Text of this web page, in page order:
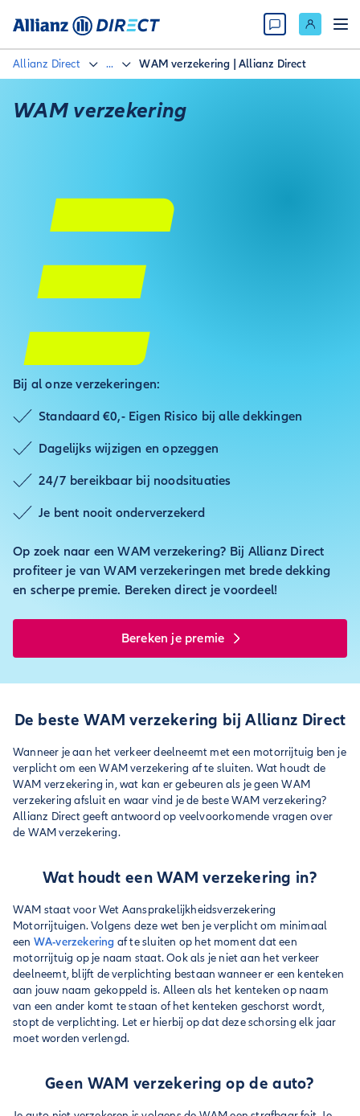
Allianz Direct ... WAM verzekering | Allianz Direct
WAM verzekering
Bij al onze verzekeringen:
Standaard €0,- Eigen Risico bij alle dekkingen
Dagelijks wijzigen en opzeggen
24/7 bereikbaar bij noodsituaties
Je bent nooit onderverzekerd
Op zoek naar een WAM verzekering? Bij Allianz Direct
profiteer je van WAM verzekeringen met brede dekking
en scherpe premie. Bereken direct je voordeel!
Bereken je premie
De beste WAM verzekering bij Allianz Direct
Wanneer je aan het verkeer deelneemt met een motorrijtuig ben je
verplicht om een WAM verzekering af te sluiten. Wat houdt de
WAM verzekering in, wat kan er gebeuren als je geen WAM
verzekering afsluit en waar vind je de beste WAM verzekering?
Allianz Direct geeft antwoord op veelvoorkomende vragen over
de WAM verzekering.
Wat houdt een WAM verzekering in?
WAM staat voor Wet Aansprakelijkheidsverzekering
Motorrijtuigen. Volgens deze wet ben je verplicht om minimaal
een WA-verzekering af te sluiten op het moment dat een
motorrijtuig op je naam staat. Ook als je niet aan het verkeer
deelneemt, blijft de verplichting bestaan wanneer er een kenteken
aan jouw naam gekoppeld is. Alleen als het kenteken op naam
van een ander komt te staan of het kenteken geschorst wordt,
stopt de verplichting. Let er hierbij op dat deze schorsing elk jaar
moet worden verlengd.
Geen WAM verzekering op de auto?